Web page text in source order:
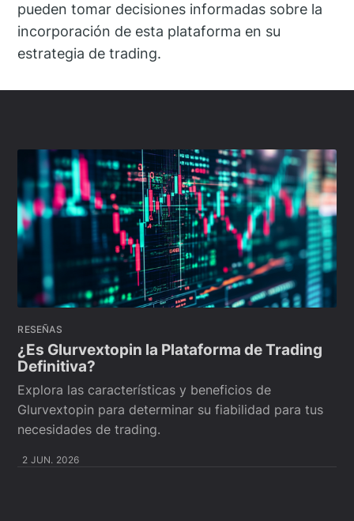
pueden tomar decisiones informadas sobre la
incorporación de esta plataforma en su
estrategia de trading.
RESEÑAS
¿Es Glurvextopin la Plataforma de Trading
Definitiva?
Explora las características y beneficios de
Glurvextopin para determinar su fiabilidad para tus
necesidades de trading.
2 JUN. 2026